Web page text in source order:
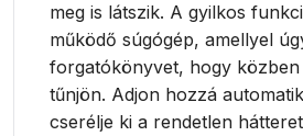
meg is látszik. A gyilkos
működő súgógép, amellyel
forgatókönyvet, hogy
tűnjön. Adjon hozzá
cserélje ki a rendetlen